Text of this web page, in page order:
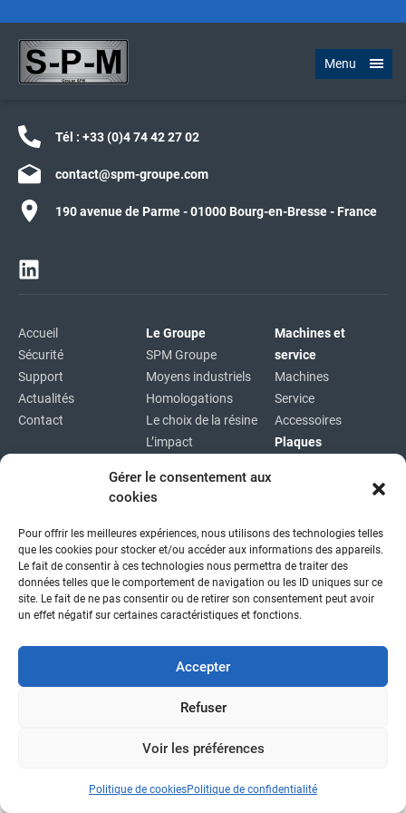
Gérer le consentement aux
cookies
Pour offrir les meilleures expériences, nous utilisons des technologies telles
que les cookies pour stocker et/ou accéder aux informations des appareils.
Le fait de consentir à ces technologies nous permettra de traiter des
données telles que le comportement de navigation ou les ID uniques sur ce
site. Le fait de ne pas consentir ou de retirer son consentement peut avoir
un effet négatif sur certaines caractéristiques et fonctions.
Accepter
Refuser
Voir les préférences
Politique de cookiesPolitique de confidentialité
Menu
Tél : +33 (0)4 74 42 27 02
contact@spm-groupe.com
190 avenue de Parme - 01000 Bourg-en-Bresse - France
Accueil
Sécurité
Support
Actualités
Contact
Le Groupe
SPM Groupe
Moyens industriels
Homologations
Le choix de la résine
L’impact
Machines et
service
Machines
Service
Accessoires
Plaques
Plan du site
Copyright © 2026|Mentions légales|Confidentialité|
fait avec
par l'agence idcom